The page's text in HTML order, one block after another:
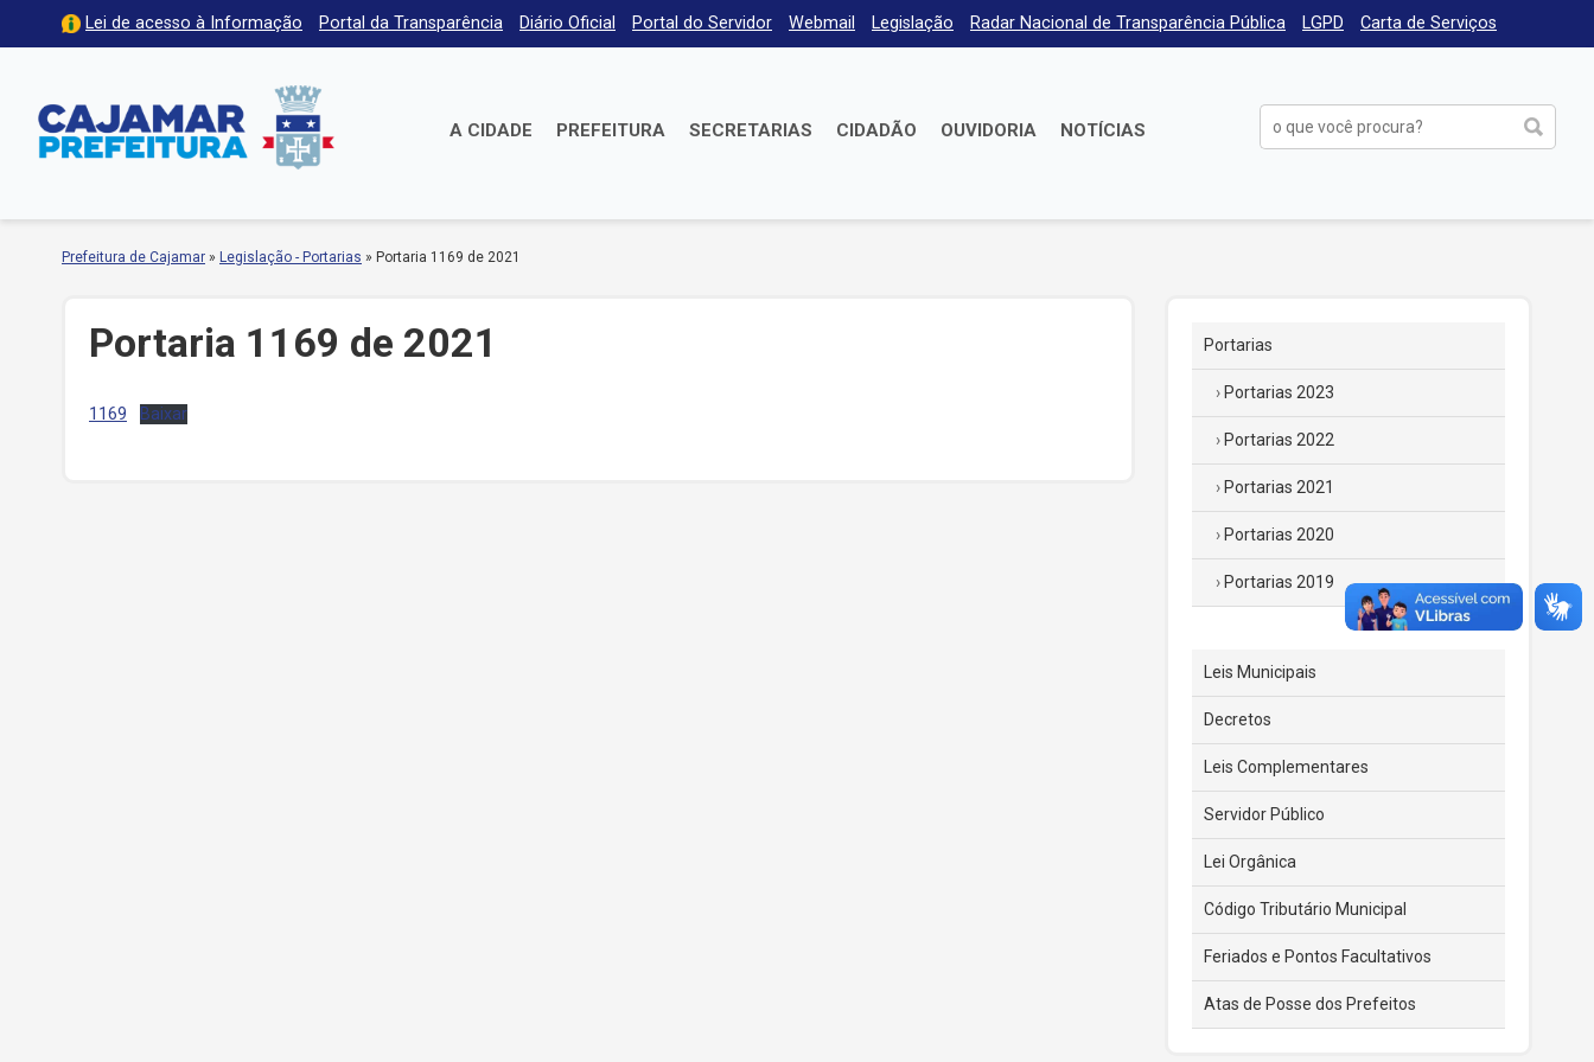
Lei de acesso à Informação Portal da Transparência Diário Oficial Portal do Servidor Webmail Legislação Radar Nacional de Transparência Pública LGPD Carta de Serviços
A CIDADE PREFEITURA SECRETARIAS CIDADÃO OUVIDORIA NOTÍCIAS
Prefeitura de Cajamar » Legislação - Portarias » Portaria 1169 de 2021
Portaria 1169 de 2021
1169 Baixar
Portarias
Portarias 2023
Portarias 2022
Portarias 2021
Portarias 2020
Portarias 2019
Leis Municipais
Decretos
Leis Complementares
Servidor Público
Lei Orgânica
Código Tributário Municipal
Feriados e Pontos Facultativos
Atas de Posse dos Prefeitos